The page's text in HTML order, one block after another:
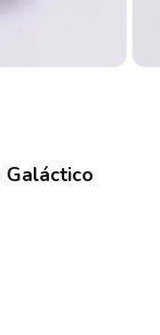
Galáctico